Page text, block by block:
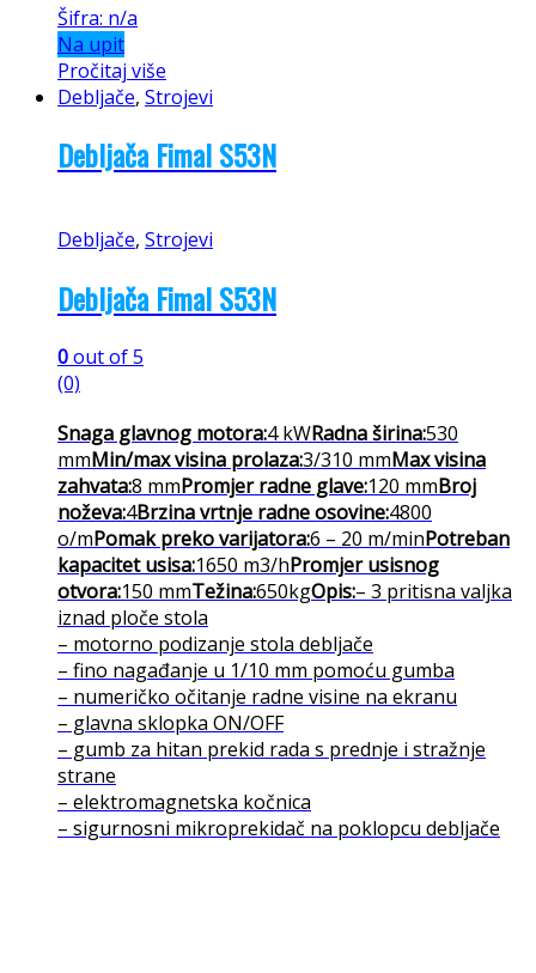
Šifra: n/a
Na upit
Pročitaj više
Debljače, Strojevi
Debljača Fimal S53N
Debljače, Strojevi
Debljača Fimal S53N
0out of 5
(0)
Snaga glavnog motora:4 kWRadna širina:530
mmMin/max visina prolaza:3/310 mmMax visina
zahvata:8 mmPromjer radne glave:120 mmBroj
noževa:4Brzina vrtnje radne osovine:4800
o/mPomak preko varijatora:6 – 20 m/minPotreban
kapacitet usisa:1650 m3/hPromjer usisnog
otvora:150 mmTežina:650kgOpis:– 3 pritisna valjka
iznad ploče stola
– motorno podizanje stola debljače
– fino nagađanje u 1/10 mm pomoću gumba
– numeričko očitanje radne visine na ekranu
– glavna sklopka ON/OFF
– gumb za hitan prekid rada s prednje i stražnje
strane
– elektromagnetska kočnica
– sigurnosni mikroprekidač na poklopcu debljače